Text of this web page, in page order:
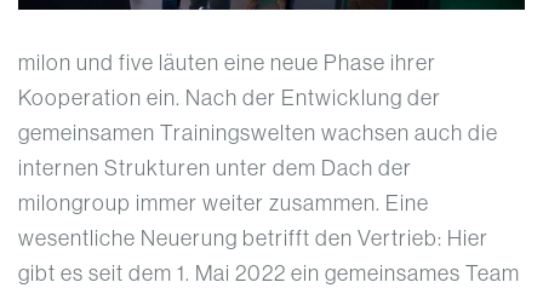
milon und five läuten eine neue Phase ihrer
Kooperation ein. Nach der Entwicklung der
gemeinsamen Trainingswelten wachsen auch die
internen Strukturen unter dem Dach der
milongroup immer weiter zusammen. Eine
wesentliche Neuerung betrifft den Vertrieb: Hier
gibt es seit dem 1. Mai 2022 ein gemeinsames Team